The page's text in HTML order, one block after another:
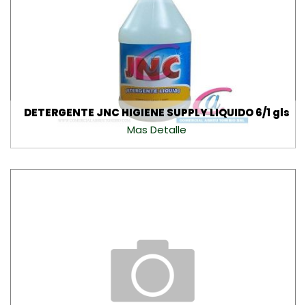
DETERGENTE JNC HIGIENE SUPPLY LIQUIDO 6/1 gls
Mas Detalle